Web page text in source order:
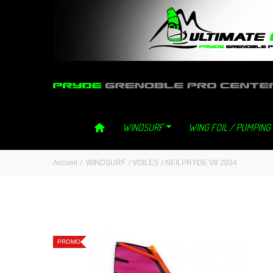
WINDSURF WING FOIL / PUMPING
Accueil / WINDSURF / VOILES / NEILPRYDE V8 2024
PROMO